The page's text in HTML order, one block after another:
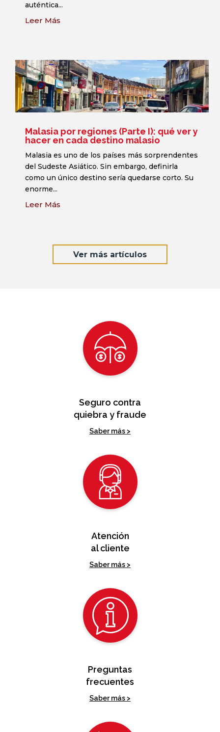
auténtica...
Leer Más
Malasia por regiones (Parte I): qué ver y
hacer en cada destino malasio
Malasia es uno de los países más sorprendentes
del Sudeste Asiático. Sin embargo, definirla
como un único destino sería quedarse corto. Su
enorme...
Leer Más
Ver más artículos
Seguro contra
quiebra y fraude
Saber más >
Atención
al cliente
Saber más >
Preguntas
frecuentes
Saber más >